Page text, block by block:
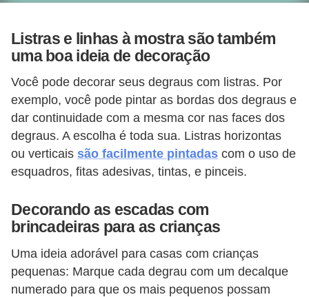
Listras e linhas à mostra são também
uma boa ideia de decoração
Você pode decorar seus degraus com listras. Por
exemplo, você pode pintar as bordas dos degraus e
dar continuidade com a mesma cor nas faces dos
degraus. A escolha é toda sua. Listras horizontas
ou verticais são facilmente pintadas com o uso de
esquadros, fitas adesivas, tintas, e pinceis.
Decorando as escadas com
brincadeiras para as crianças
Uma ideia adorável para casas com crianças
pequenas: Marque cada degrau com um decalque
numerado para que os mais pequenos possam